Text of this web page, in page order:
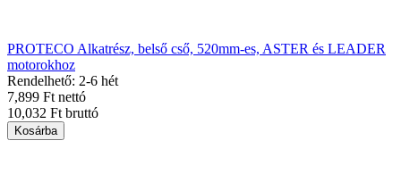
PROTECO Alkatrész, belső cső, 520mm-es, ASTER és LEADER
motorokhoz
Rendelhető: 2-6 hét
7,899 Ft nettó
10,032 Ft bruttó
Kosárba